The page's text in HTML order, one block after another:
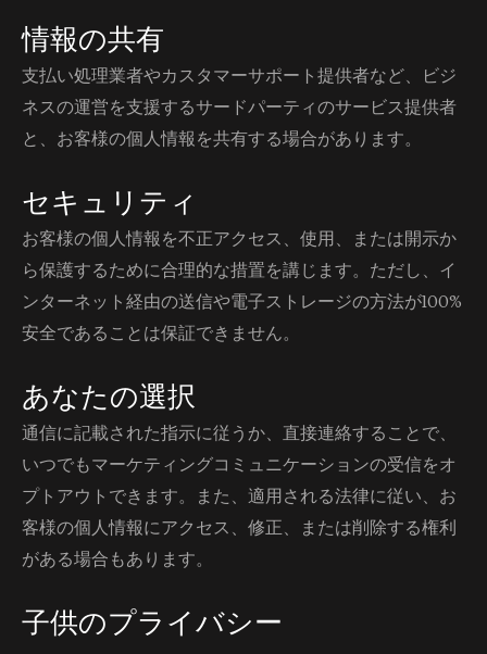
情報の共有
支払い処理業者やカスタマーサポート提供者など、ビジ
ネスの運営を支援するサードパーティのサービス提供者
と、お客様の個人情報を共有する場合があります。
セキュリティ
お客様の個人情報を不正アクセス、使用、または開示か
ら保護するために合理的な措置を講じます。ただし、イ
ンターネット経由の送信や電子ストレージの方法が100%
安全であることは保証できません。
あなたの選択
通信に記載された指示に従うか、直接連絡することで、
いつでもマーケティングコミュニケーションの受信をオ
プトアウトできます。また、適用される法律に従い、お
客様の個人情報にアクセス、修正、または削除する権利
がある場合もあります。
子供のプライバシー